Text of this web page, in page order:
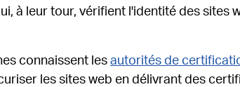
à leur tour, vérifient l'identité des sites
connaissent les autorités de
les sites web en délivrant des